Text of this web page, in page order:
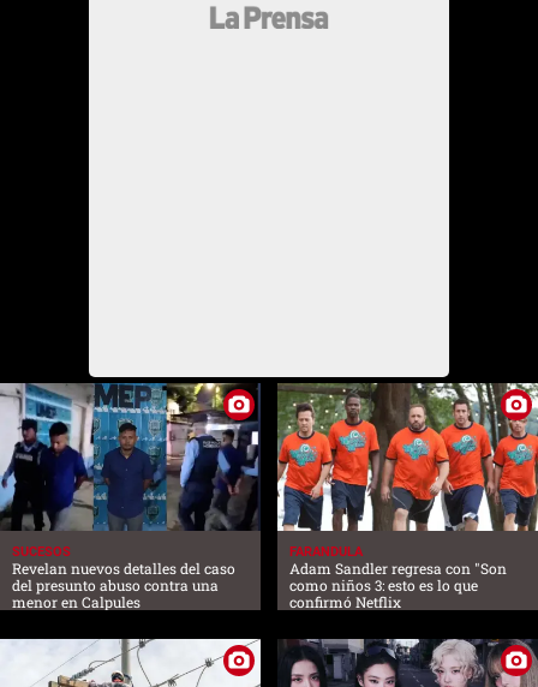
SUCESOS
Revelan nuevos detalles del caso
del presunto abuso contra una
menor en Calpules
FARANDULA
Adam Sandler regresa con "Son
como niños 3: esto es lo que
confirmó Netflix